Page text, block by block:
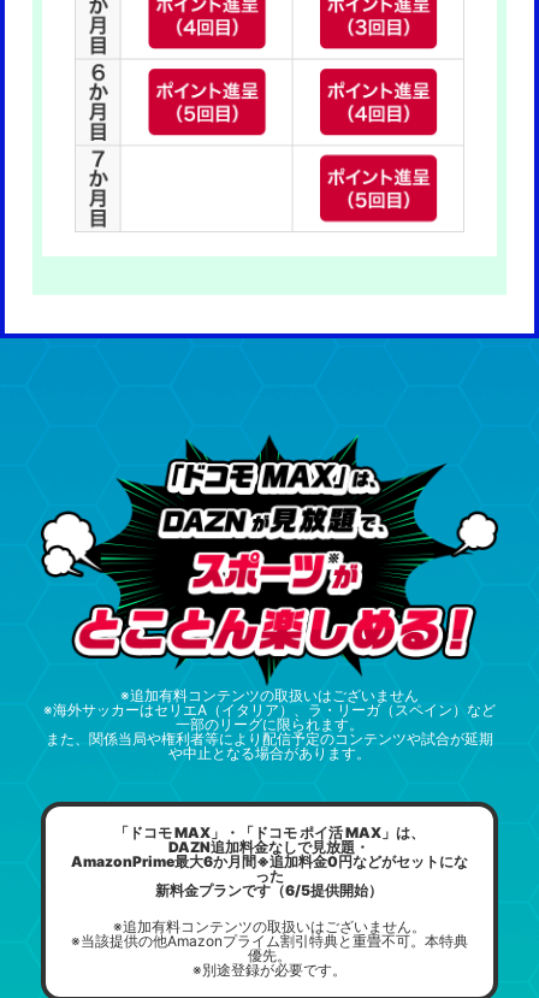
※追加有料コンテンツの取扱いはございません
※海外サッカーはセリエA（イタリア）、ラ・リーガ（スペイン）など
一部のリーグに限られます。
また、関係当局や権利者等により配信予定のコンテンツや試合が延期
や中止となる場合があります。
「ドコモ MAX」・「ドコモ ポイ活 MAX」は、
DAZN追加料金なしで見放題・
AmazonPrime最大6か月間※追加料金0円などがセットにな
った
新料金プランです（6/5提供開始）
※追加有料コンテンツの取扱いはございません。
※当該提供の他Amazonプライム割引特典と重畳不可。本特典
優先。
※別途登録が必要です。